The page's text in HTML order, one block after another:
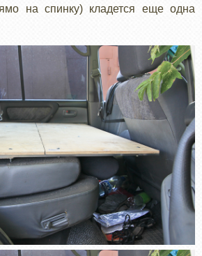
на спинку) кладется еще одна